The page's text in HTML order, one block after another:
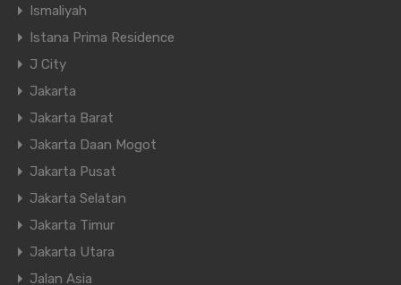
Ismaliyah
Istana Prima Residence
J City
Jakarta
Jakarta Barat
Jakarta Daan Mogot
Jakarta Pusat
Jakarta Selatan
Jakarta Timur
Jakarta Utara
Jalan Asia